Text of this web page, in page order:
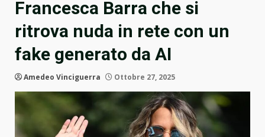
Francesca Barra che si
ritrova nuda in rete con un
fake generato da AI
Amedeo Vinciguerra Ottobre 27, 2025